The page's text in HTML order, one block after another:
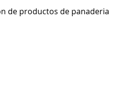
de productos de panaderia